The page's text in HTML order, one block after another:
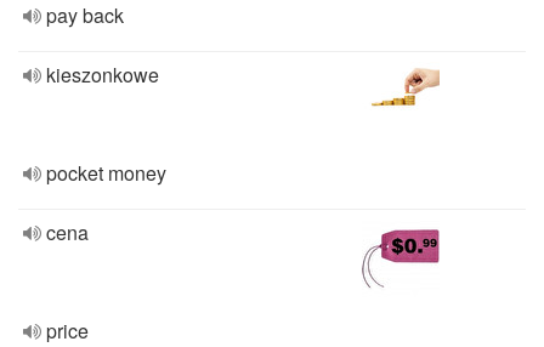
pay back
kieszonkowe
pocket money
cena
price